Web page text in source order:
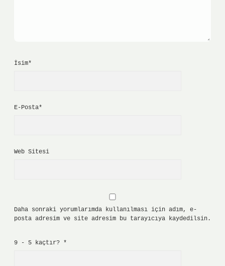
İsim*
E-Posta*
Web Sitesi
Daha sonraki yorumlarımda kullanılması için adım, e-
posta adresim ve site adresim bu tarayıcıya kaydedilsin.
9 - 5 kaçtır? *